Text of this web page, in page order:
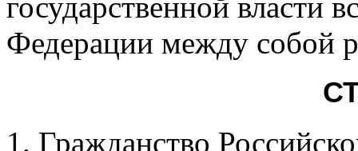
государственной власти
Федерации между собой
1. Гражданство